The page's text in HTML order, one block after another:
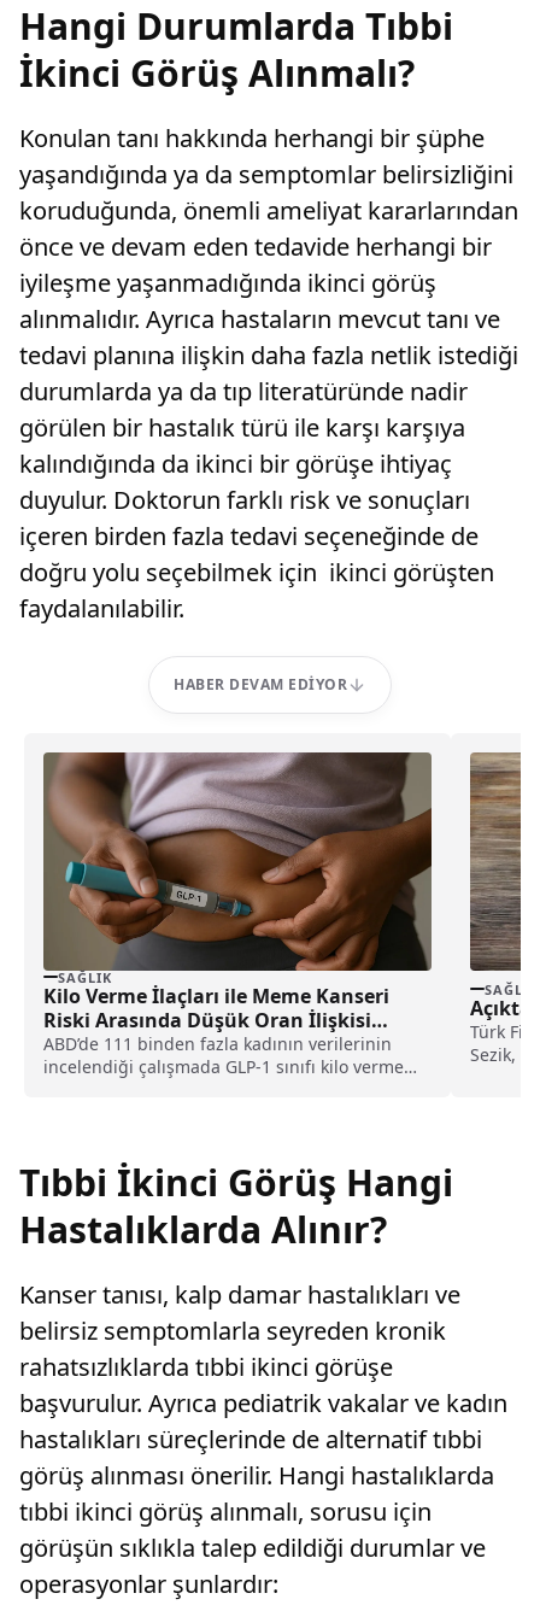
Hangi Durumlarda Tıbbi
İkinci Görüş Alınmalı?
Konulan tanı hakkında herhangi bir şüphe
yaşandığında ya da semptomlar belirsizliğini
koruduğunda, önemli ameliyat kararlarından
önce ve devam eden tedavide herhangi bir
iyileşme yaşanmadığında ikinci görüş
alınmalıdır. Ayrıca hastaların mevcut tanı ve
tedavi planına ilişkin daha fazla netlik istediği
durumlarda ya da tıp literatüründe nadir
görülen bir hastalık türü ile karşı karşıya
kalındığında da ikinci bir görüşe ihtiyaç
duyulur. Doktorun farklı risk ve sonuçları
içeren birden fazla tedavi seçeneğinde de
doğru yolu seçebilmek için ikinci görüşten
faydalanılabilir.
HABER DEVAM EDIYOR
SAĞLIK
Kilo Verme İlaçları ile Meme Kanseri
Riski Arasında Düşük Oran İlişkisi
Tespit Edildi
ABD’de 111 binden fazla kadının verilerinin
incelendiği çalışmada GLP-1 sınıfı kilo verme
SAĞLIK
Açıkta
Türk
Sezik,
Tıbbi İkinci Görüş Hangi
Hastalıklarda Alınır?
Kanser tanısı, kalp damar hastalıkları ve
belirsiz semptomlarla seyreden kronik
rahatsızlıklarda tıbbi ikinci görüşe
başvurulur. Ayrıca pediatrik vakalar ve kadın
hastalıkları süreçlerinde de alternatif tıbbi
görüş alınması önerilir. Hangi hastalıklarda
tıbbi ikinci görüş alınmalı, sorusu için
görüşün sıklıkla talep edildiği durumlar ve
operasyonlar şunlardır: